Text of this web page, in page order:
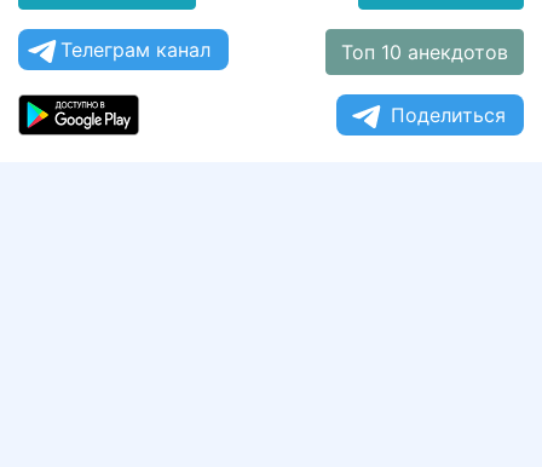
Телеграм канал Топ 10 анекдотов
Поделиться